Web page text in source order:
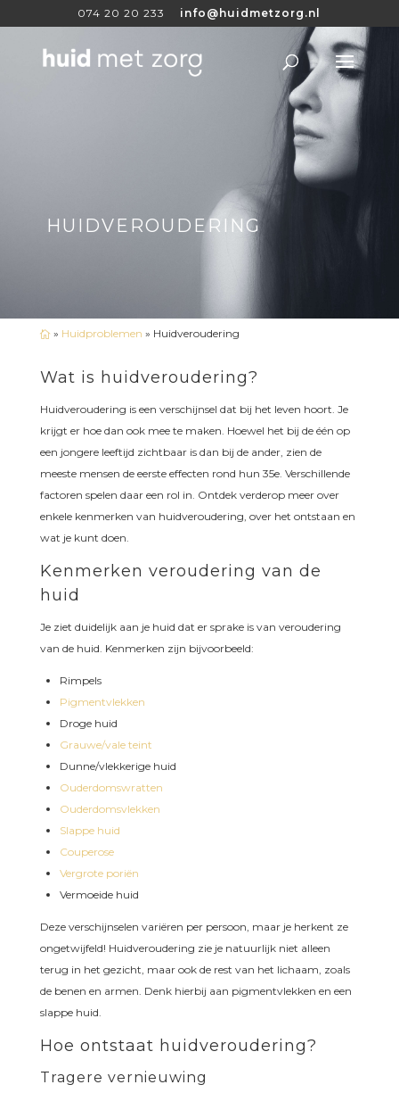
074 20 20 233 info@huidmetzorg.nl
HUIDVEROUDERING
» Huidproblemen » Huidveroudering
Wat is huidveroudering?
Huidveroudering is een verschijnsel dat bij het leven hoort. Je
krijgt er hoe dan ook mee te maken. Hoewel het bij de één op
een jongere leeftijd zichtbaar is dan bij de ander, zien de
meeste mensen de eerste effecten rond hun 35e. Verschillende
factoren spelen daar een rol in. Ontdek verderop meer over
enkele kenmerken van huidveroudering, over het ontstaan en
wat je kunt doen.
Kenmerken veroudering van de
huid
Je ziet duidelijk aan je huid dat er sprake is van veroudering
van de huid. Kenmerken zijn bijvoorbeeld:
Rimpels
Pigmentvlekken
Droge huid
Grauwe/vale teint
Dunne/vlekkerige huid
Ouderdomswratten
Ouderdomsvlekken
Slappe huid
Couperose
Vergrote poriën
Vermoeide huid
Deze verschijnselen variëren per persoon, maar je herkent ze
ongetwijfeld! Huidveroudering zie je natuurlijk niet alleen
terug in het gezicht, maar ook de rest van het lichaam, zoals
de benen en armen. Denk hierbij aan pigmentvlekken en een
slappe huid.
Hoe ontstaat huidveroudering?
Tragere vernieuwing